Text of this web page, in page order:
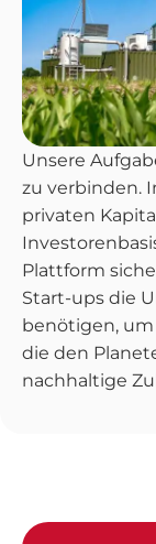
Unsere
zu verbinden.
privaten
Plattform
Start-ups die
benötigen,
die den
nachhaltige